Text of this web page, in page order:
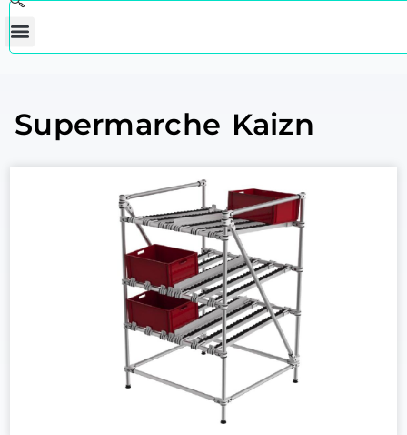
Supermarche Kaizn